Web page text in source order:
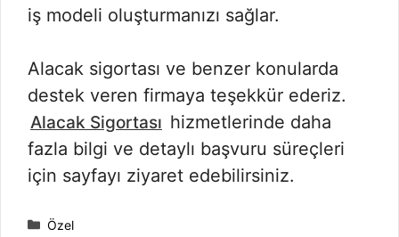
iş modeli oluşturmanızı sağlar.
Alacak sigortası ve benzer konularda
destek veren firmaya teşekkür ederiz.
Alacak Sigortası hizmetlerinde daha
fazla bilgi ve detaylı başvuru süreçleri
için sayfayı ziyaret edebilirsiniz.
Kategoriler
Özel